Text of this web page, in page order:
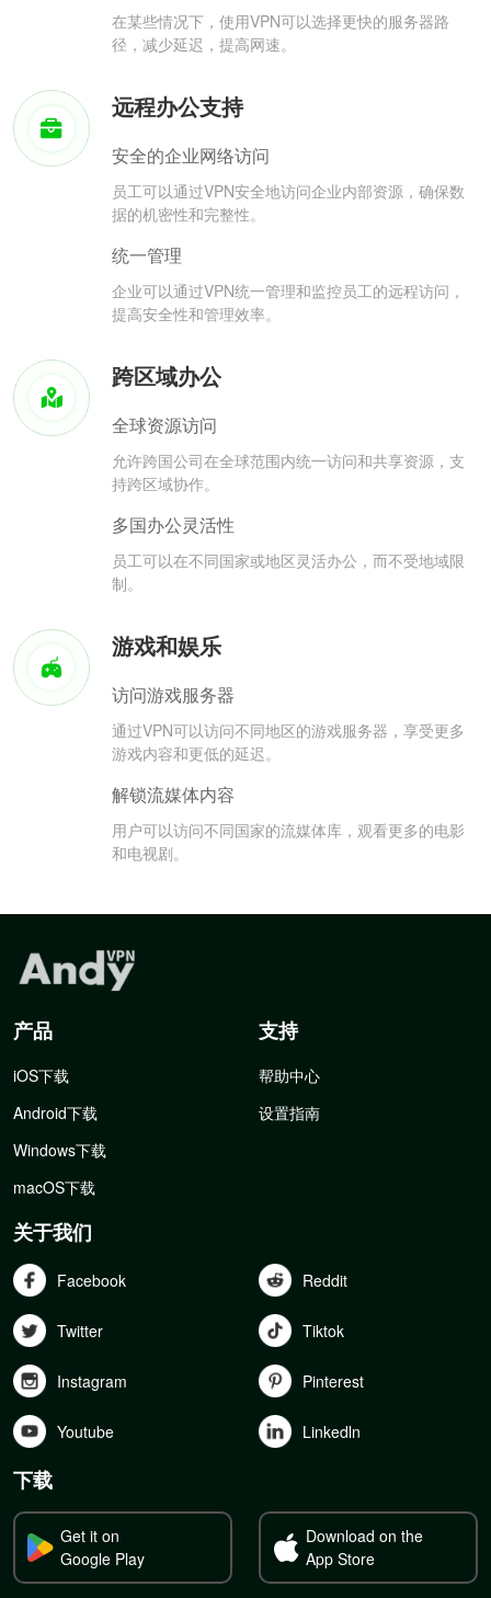
在某些情况下，使用VPN可以选择更快的服务器路
径，减少延迟，提高网速。
远程办公支持
安全的企业网络访问
员工可以通过VPN安全地访问企业内部资源，确保数
据的机密性和完整性。
统一管理
企业可以通过VPN统一管理和监控员工的远程访问，
提高安全性和管理效率。
跨区域办公
全球资源访问
允许跨国公司在全球范围内统一访问和共享资源，支
持跨区域协作。
多国办公灵活性
员工可以在不同国家或地区灵活办公，而不受地域限
制。
游戏和娱乐
访问游戏服务器
通过VPN可以访问不同地区的游戏服务器，享受更多
游戏内容和更低的延迟。
解锁流媒体内容
用户可以访问不同国家的流媒体库，观看更多的电影
和电视剧。
产品
iOS下载
Android下载
Windows下载
macOS下载
支持
帮助中心
设置指南
关于我们
Facebook Reddit
Twitter Tiktok
Instagram Pinterest
Youtube Linkedln
下载
Get it on
Google Play
Download on the
App Store